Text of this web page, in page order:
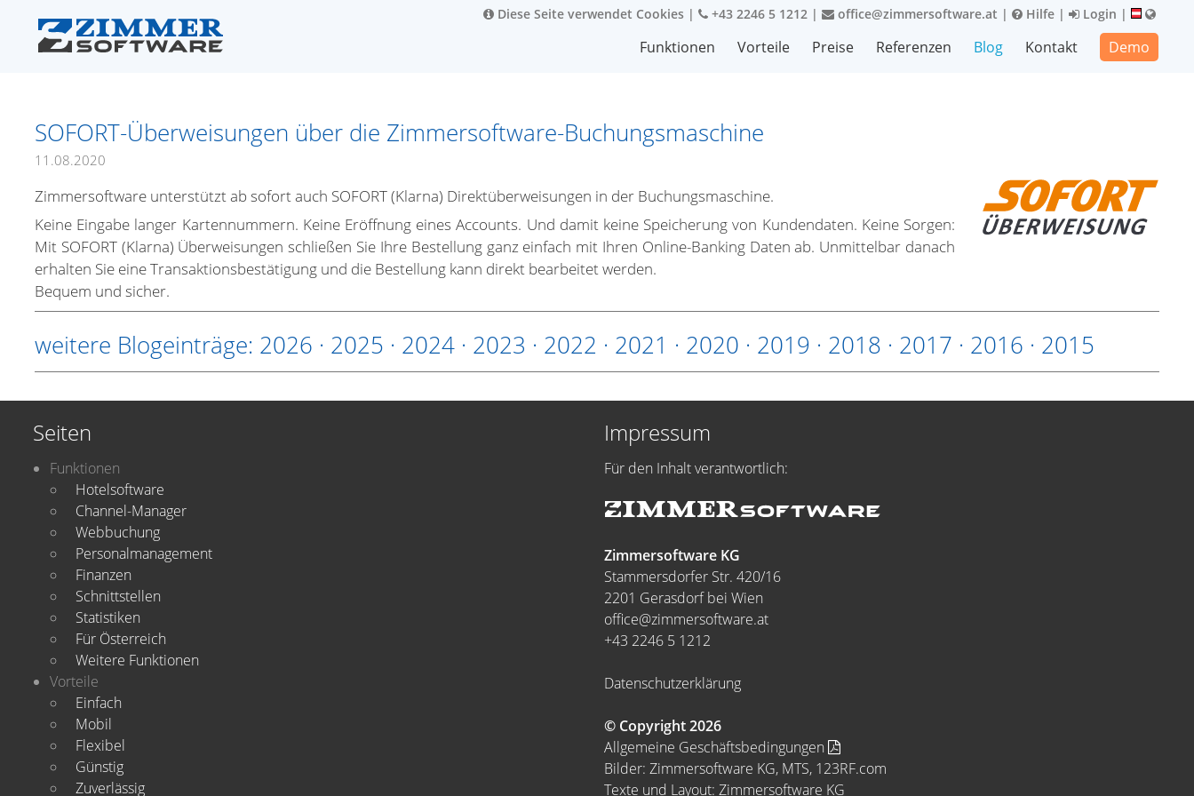
Diese Seite verwendet Cookies | +43 2246 5 1212 | office@zimmersoftware.at | Hilfe | Login |
Funktionen Vorteile Preise Referenzen Blog Kontakt Demo
SOFORT-Überweisungen über die Zimmersoftware-Buchungsmaschine
11.08.2020
Zimmersoftware unterstützt ab sofort auch SOFORT (Klarna) Direktüberweisungen in der Buchungsmaschine.
Keine Eingabe langer Kartennummern. Keine Eröffnung eines Accounts. Und damit keine Speicherung von Kundendaten. Keine Sorgen:
Mit SOFORT (Klarna) Überweisungen schließen Sie Ihre Bestellung ganz einfach mit Ihren Online-Banking Daten ab. Unmittelbar danach
erhalten Sie eine Transaktionsbestätigung und die Bestellung kann direkt bearbeitet werden.
Bequem und sicher.
weitere Blogeinträge: 2026 · 2025 · 2024 · 2023 · 2022 · 2021 · 2020 · 2019 · 2018 · 2017 · 2016 · 2015
Seiten
Funktionen
Hotelsoftware
Channel-Manager
Webbuchung
Personalmanagement
Finanzen
Schnittstellen
Statistiken
Für Österreich
Weitere Funktionen
Vorteile
Einfach
Mobil
Flexibel
Günstig
Zuverlässig
Impressum
Für den Inhalt verantwortlich:
Zimmersoftware KG
Stammersdorfer Str. 420/16
2201 Gerasdorf bei Wien
office@zimmersoftware.at
+43 2246 5 1212
Datenschutzerklärung
© Copyright 2026
Allgemeine Geschäftsbedingungen
Bilder: Zimmersoftware KG, MTS, 123RF.com
Texte und Layout: Zimmersoftware KG